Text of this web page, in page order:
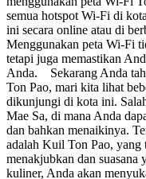
semua hotspot Wi-Fi di
ini secara online atau di
Menggunakan peta Wi-Fi
tetapi juga memastikan
Anda. Sekarang Anda
Ton Pao, mari kita lihat
dikunjungi di kota ini.
Mae Sa, di mana Anda
dan bahkan menaikinya.
adalah Kuil Ton Pao, yang
menakjubkan dan
kuliner, Anda akan